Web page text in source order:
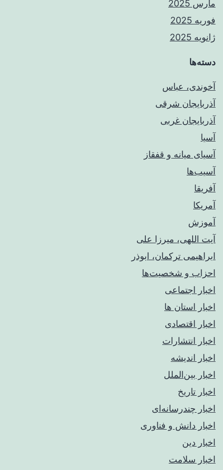
مارس 2025
فوریه 2025
ژانویه 2025
دسته‌ها
آخوندی، عباس
آذربایجان شرقی
آذربایجان غربی
آسیا
آسیای میانه و قفقاز
آسیب‌ها
آفریقا
آمریکا
آموزش
آیت اللهی، میرزا علی
ابراهیمی ترکمان، ابوذر
احزاب و شخصیت‌ها
اخبار اجتماعی
اخبار استان ها
اخبار اقتصادی
اخبار انتشارات
اخبار اندیشه
اخبار بین‌الملل
اخبار تاریخ
اخبار چندرسانه‌ای
اخبار دانش و فناوری
اخبار دین
اخبار سلامت